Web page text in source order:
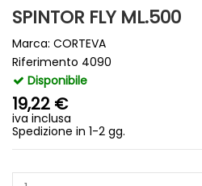
SPINTOR FLY ML.500
Marca: CORTEVA
Riferimento 4090
Disponibile
19,22 €
iva inclusa
Spedizione in 1-2 gg.